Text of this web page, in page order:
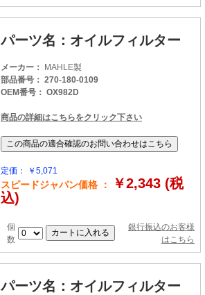
パーツ名：オイルフィルター
メーカー：
MAHLE製
部品番号： 270-180-0109
OEM番号： OX982D
商品の詳細はこちらをクリック下さい
定価： ￥5,071
スピードジャパン価格 ：
￥2,343 (税
込)
個
数
銀行振込のお客様
はこちら
パーツ名：オイルフィルター